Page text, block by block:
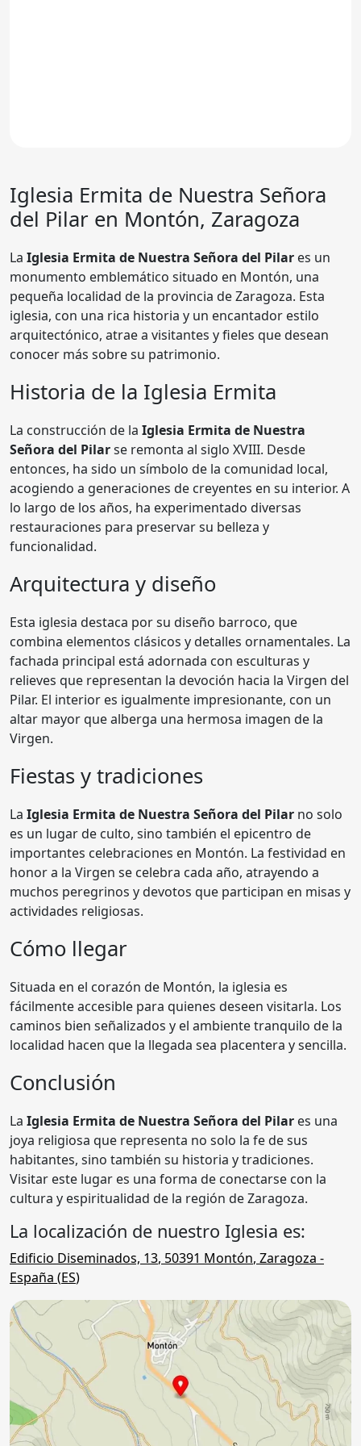
Iglesia Ermita de Nuestra Señora
del Pilar en Montón, Zaragoza
La Iglesia Ermita de Nuestra Señora del Pilar es un
monumento emblemático situado en Montón, una
pequeña localidad de la provincia de Zaragoza. Esta
iglesia, con una rica historia y un encantador estilo
arquitectónico, atrae a visitantes y fieles que desean
conocer más sobre su patrimonio.
Historia de la Iglesia Ermita
La construcción de la Iglesia Ermita de Nuestra
Señora del Pilarse remonta al siglo XVIII. Desde
entonces, ha sido un símbolo de la comunidad local,
acogiendo a generaciones de creyentes en su interior. A
lo largo de los años, ha experimentado diversas
restauraciones para preservar su belleza y
funcionalidad.
Arquitectura y diseño
Esta iglesia destaca por su diseño barroco, que
combina elementos clásicos y detalles ornamentales. La
fachada principal está adornada con esculturas y
relieves que representan la devoción hacia la Virgen del
Pilar. El interior es igualmente impresionante, con un
altar mayor que alberga una hermosa imagen de la
Virgen.
Fiestas y tradiciones
La Iglesia Ermita de Nuestra Señora del Pilar no solo
es un lugar de culto, sino también el epicentro de
importantes celebraciones en Montón. La festividad en
honor a la Virgen se celebra cada año, atrayendo a
muchos peregrinos y devotos que participan en misas y
actividades religiosas.
Cómo llegar
Situada en el corazón de Montón, la iglesia es
fácilmente accesible para quienes deseen visitarla. Los
caminos bien señalizados y el ambiente tranquilo de la
localidad hacen que la llegada sea placentera y sencilla.
Conclusión
La Iglesia Ermita de Nuestra Señora del Pilar es una
joya religiosa que representa no solo la fe de sus
habitantes, sino también su historia y tradiciones.
Visitar este lugar es una forma de conectarse con la
cultura y espiritualidad de la región de Zaragoza.
La localización de nuestro Iglesia es:
Edificio Diseminados, 13, 50391 Montón, Zaragoza -
España (ES)